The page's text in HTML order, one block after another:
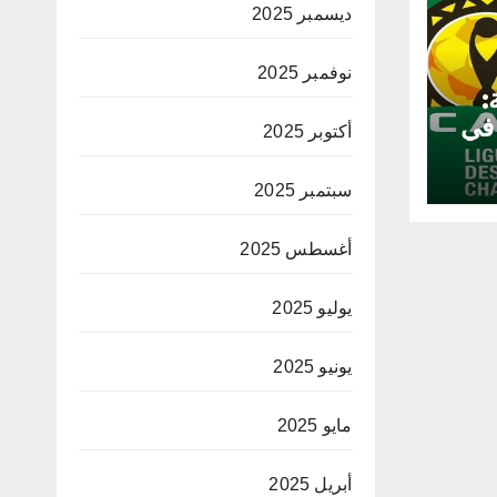
في
ديسمبر 2025
نوفمبر 2025
أكتوبر 2025
سبتمبر 2025
أغسطس 2025
يوليو 2025
يونيو 2025
مايو 2025
أبريل 2025